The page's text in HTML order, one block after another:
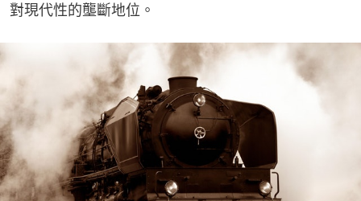
對現代性的壟斷地位。